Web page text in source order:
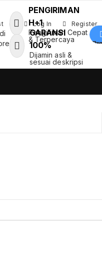
Log In Register
Jadi Store
Aksesoris HP, Komputer &
Unik di Lamongan
PENGIRIMAN
H+1
Pengiriman Cepat
& Terpercaya
GARANSI
100%
Dijamin asli &
sesuai deskripsi